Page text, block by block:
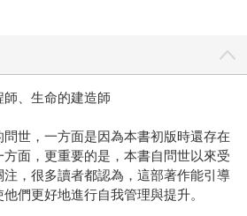
師、生命的建造師
世，一方面是因為本書初版時還存在
面，更重要的是，本書自問世以來受
，很多讀者都認為，這部著作能引導
們更好地進行自我管理與提升。